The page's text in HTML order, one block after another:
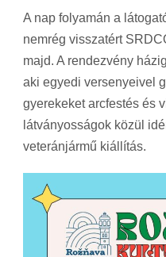
A nap folyamán a
nemrég visszatért
majd. A rendezvény
aki egyedi versenyeivel
gyerekeket arcfestés és
látványosságok közül
veteránjármű kiállítás.